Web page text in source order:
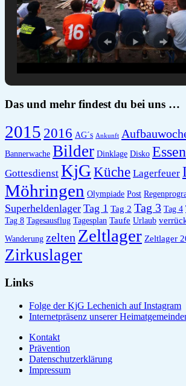
Das und mehr findest du bei uns …
2015 2016 AG´s Ankunft
Bannerwache Bilder Dinklage Disko Essen
Gottesdienst KjG Küche Lagerfeuer
Möhringen Olympiade Post
Superheldenlager Tag 1 Tag 2 Tag 3 Tag 4
Tag 8 Tagesausflug Tagesplan Taufe Urlaub
Wanderung zelten Zeltlager Zeltlager
Zirkuslager
Links
Folge der KjG Lechenich auf Instagram
Internetpräsenz unserer
Kontakt
Prävention
Datenschutzerklärung
Impressum